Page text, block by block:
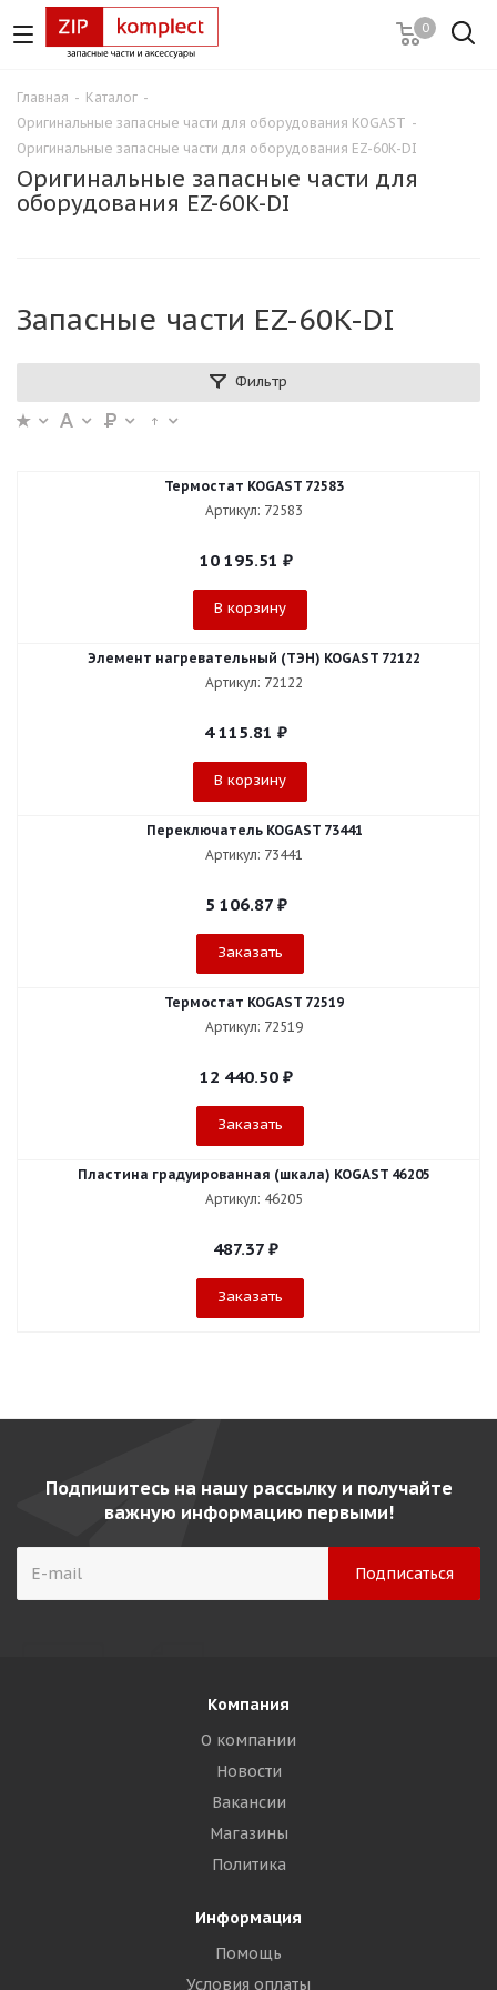
0
Главная - Каталог -
Оригинальные запасные части для оборудования KOGAST -
Оригинальные запасные части для оборудования EZ-60K-DI
Оригинальные запасные части для
оборудования EZ-60K-DI
Запасные части EZ-60K-DI
Фильтр
Термостат KOGAST 72583
Артикул: 72583
10 195.51 ₽
В корзину
Элемент нагревательный (ТЭН) KOGAST 72122
Артикул: 72122
4 115.81 ₽
В корзину
Переключатель KOGAST 73441
Артикул: 73441
5 106.87₽
Заказать
Термостат KOGAST 72519
Артикул: 72519
12 440.50₽
Заказать
Пластина градуированная (шкала) KOGAST 46205
Артикул: 46205
487.37 ₽
Заказать
Подпишитесь на нашу рассылку и получайте
важную информацию первыми!
Компания
О компании
Новости
Вакансии
Магазины
Политика
Информация
Помощь
Условия оплаты